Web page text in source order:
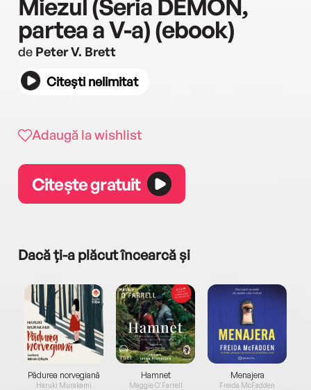
Miezul (Seria DEMON,
partea a V-a) (ebook)
de Peter V. Brett
Citești nelimitat
Adaugă la wishlist
Citește gratuit
Dacă ți-a plăcut încearcă și
Pădurea norvegiană
Haruki Murakami
Hamnet
Maggie O'Farrell
Menajera
Freida McFadden